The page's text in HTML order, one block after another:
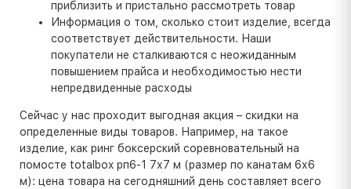
приблизить и пристально рассмотреть товар
Информация о том, сколько стоит изделие, всегда
соответствует действительности. Наши
покупатели не сталкиваются с неожиданным
повышением прайса и необходимостью нести
непредвиденные расходы
Сейчас у нас проходит выгодная акция – скидки на
определенные виды товаров. Например, на такое
изделие, как ринг боксерский соревновательный на
помосте totalbox рп6-1 7х7 м (размер по канатам 6х6
м): цена товара на сегодняшний день составляет всего